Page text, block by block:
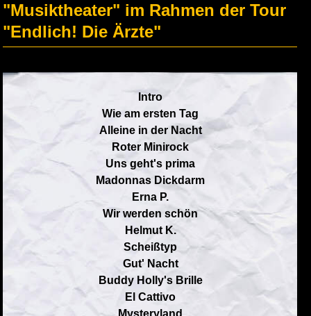
"Musiktheater" im Rahmen der Tour
"Endlich! Die Ärzte"
Intro
Wie am ersten Tag
Alleine in der Nacht
Roter Minirock
Uns geht's prima
Madonnas Dickdarm
Erna P.
Wir werden schön
Helmut K.
Scheißtyp
Gut' Nacht
Buddy Holly's Brille
El Cattivo
Mysteryland